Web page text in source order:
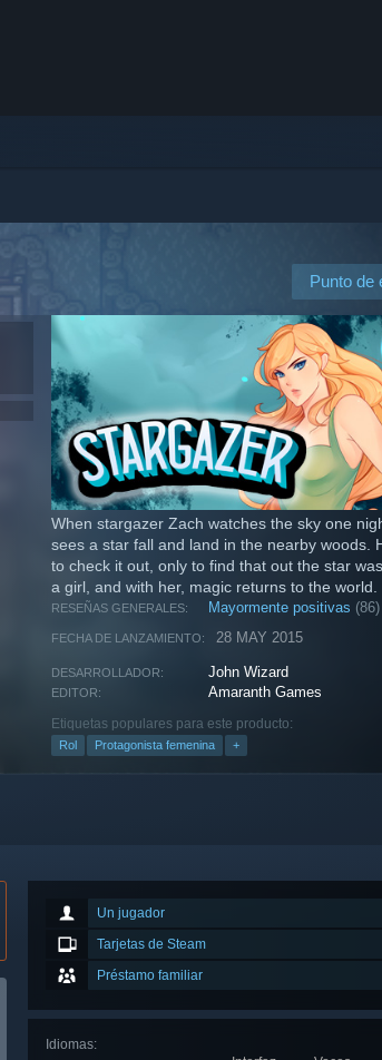
Punto de
When stargazer Zach watches the sky one
sees a star fall and land in the nearby woods.
to check it out, only to find that out the star
a girl, and with her, magic returns to the world.
RESEÑAS GENERALES: Mayormente positivas (86)
FECHA DE LANZAMIENTO: 28 MAY 2015
DESARROLLADOR: John Wizard
EDITOR: Amaranth Games
Etiquetas populares para este producto:
Rol Protagonista femenina +
Un jugador
Tarjetas de Steam
Préstamo familiar
Idiomas: